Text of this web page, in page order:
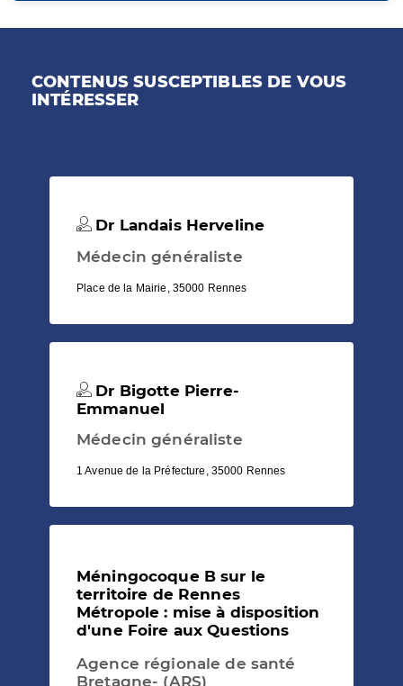
CONTENUS SUSCEPTIBLES DE VOUS
INTÉRESSER
Dr Landais Herveline
Médecin généraliste
Place de la Mairie, 35000 Rennes
Dr Bigotte Pierre-
Emmanuel
Médecin généraliste
1 Avenue de la Préfecture, 35000 Rennes
Méningocoque B sur le
territoire de Rennes
Métropole : mise à disposition
d'une Foire aux Questions
Agence régionale de santé
Bretagne- (ARS)